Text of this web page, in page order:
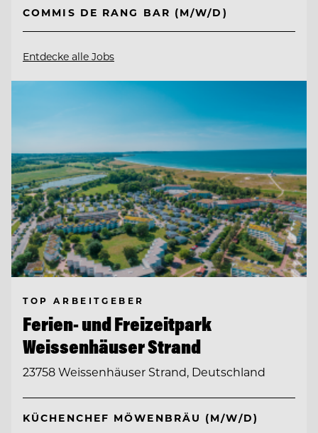
COMMIS DE RANG BAR (M/W/D)
Entdecke alle Jobs
TOP ARBEITGEBER
Ferien- und Freizeitpark
Weissenhäuser Strand
23758 Weissenhäuser Strand, Deutschland
KÜCHENCHEF MÖWENBRÄU (M/W/D)